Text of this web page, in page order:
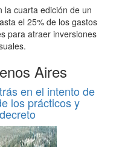
la cuarta edición de un
el 25% de los gastos
para atraer inversiones
Aires
en el intento de
los prácticos y